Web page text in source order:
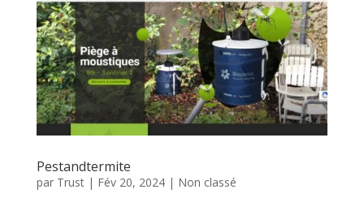
Pestandtermite
par Trust| Fév 20, 2024| Non classé